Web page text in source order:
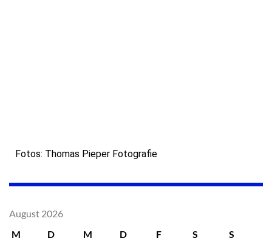
Fotos: Thomas Pieper Fotografie
August 2026
M
D M D F S
S